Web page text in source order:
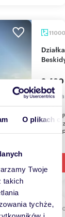
O plikach
Twoje
takich
tychże,
Działka 11 000 m² z panoramicznym widokiem na
2
- do